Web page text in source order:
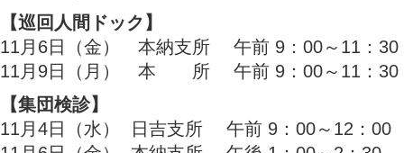
【巡回人間ドック】
11月6日（金） 本納支所 午前 9：00～11：30
11月9日（月） 本 所 午前 9：00～11：30
【集団検診】
11月4日（水） 日吉支所 午前 9